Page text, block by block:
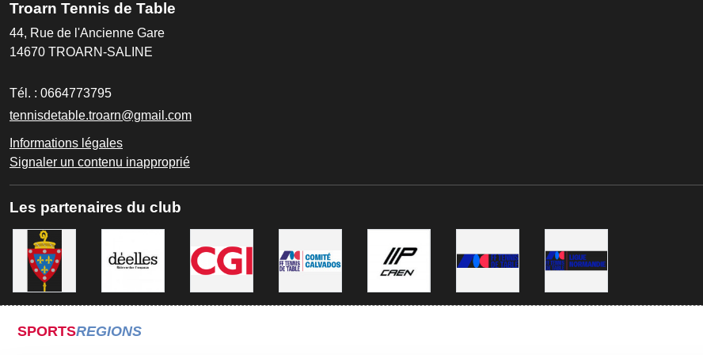
Troarn Tennis de Table
44, Rue de l'Ancienne Gare
14670 TROARN-SALINE
Tél. : 0664773795
tennisdetable.troarn@gmail.com
Informations légales
Signaler un contenu inapproprié
Les partenaires du club
SPORTSREGIONS